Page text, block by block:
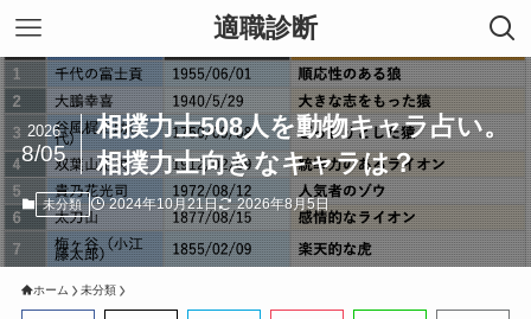
適職診断
相撲力士508人を動物キャラ占い。
相撲力士向きなキャラは？
2026
8/05
未分類 2024年10月21日 2026年8月5日
ホーム 未分類